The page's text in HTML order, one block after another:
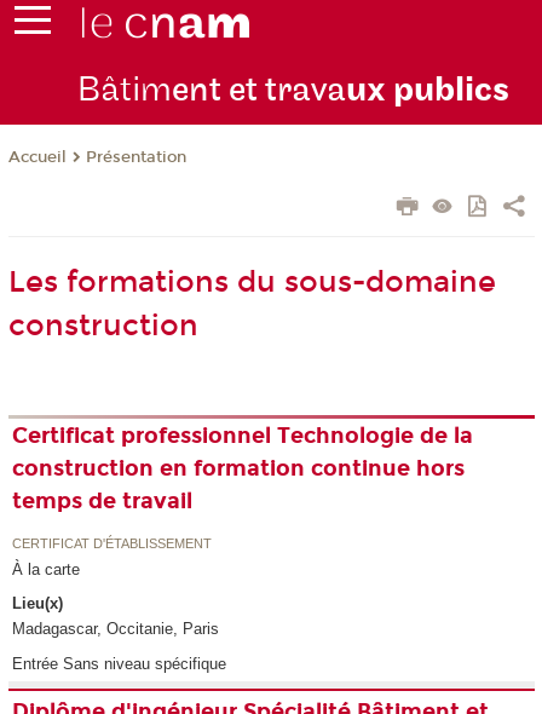
Bâtiment et travaux publics
Accueil Présentation
Les formations du sous-domaine
construction
Certificat professionnel Technologie de la
construction en formation continue hors
temps de travail
CERTIFICAT D'ÉTABLISSEMENT
À la carte
Lieu(x)
Madagascar, Occitanie, Paris
Entrée Sans niveau spécifique